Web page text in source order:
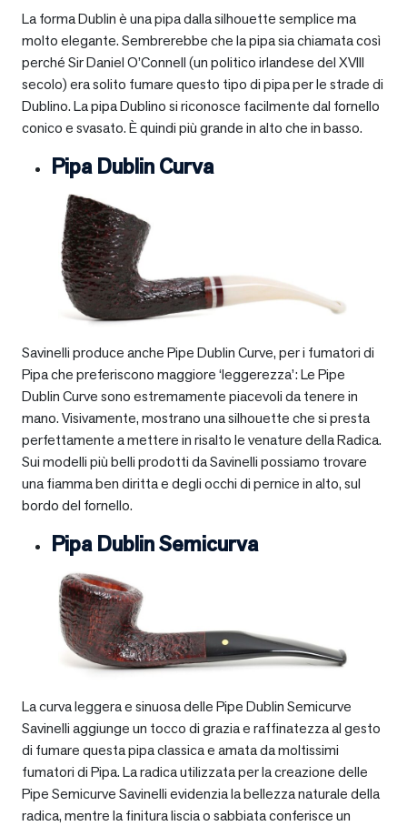
La forma Dublin è una pipa dalla silhouette semplice ma
molto elegante. Sembrerebbe che la pipa sia chiamata così
perché Sir Daniel O’Connell (un politico irlandese del XVIII
secolo) era solito fumare questo tipo di pipa per le strade di
Dublino. La pipa Dublino si riconosce facilmente dal fornello
conico e svasato. È quindi più grande in alto che in basso.
Pipa Dublin Curva
Savinelli produce anche Pipe Dublin Curve, per i fumatori di
Pipa che preferiscono maggiore ‘leggerezza’: Le Pipe
Dublin Curve sono estremamente piacevoli da tenere in
mano. Visivamente, mostrano una silhouette che si presta
perfettamente a mettere in risalto le venature della Radica.
Sui modelli più belli prodotti da Savinelli possiamo trovare
una fiamma ben diritta e degli occhi di pernice in alto, sul
bordo del fornello.
Pipa Dublin Semicurva
La curva leggera e sinuosa delle Pipe Dublin Semicurve
Savinelli aggiunge un tocco di grazia e raffinatezza al gesto
di fumare questa pipa classica e amata da moltissimi
fumatori di Pipa. La radica utilizzata per la creazione delle
Pipe Semicurve Savinelli evidenzia la bellezza naturale della
radica, mentre la finitura liscia o sabbiata conferisce un